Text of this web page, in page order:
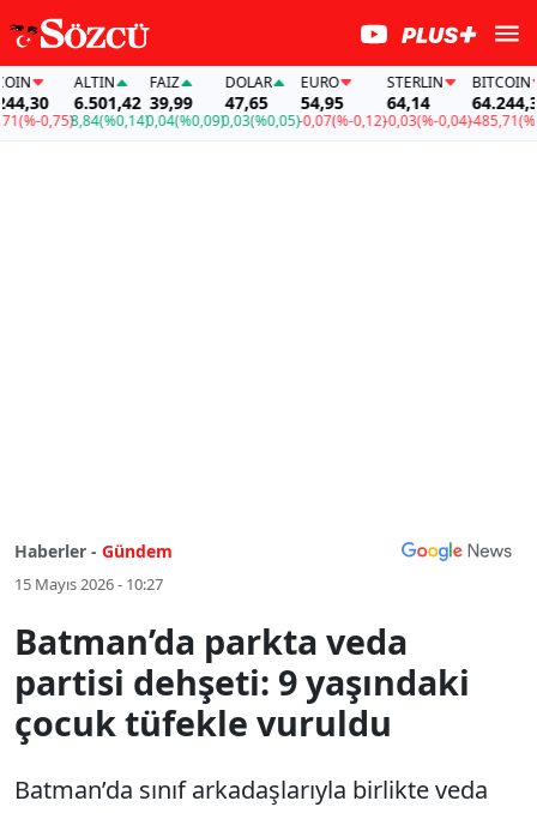
0,75)
ALTIN
6.501,42
8,84(%0,14)
FAİZ
39,99
0,04(%0,09)
DOLAR
47,65
0,03(%0,05)
EURO
54,95
-0,07(%-0,12)
STERLIN
64,14
-0,03(%-0,04)
BITCOIN
64.244,30
-485,71(%-
Haberler - Gündem
15 Mayıs 2026 - 10:27
Batman’da parkta veda
partisi dehşeti: 9 yaşındaki
çocuk tüfekle vuruldu
Batman’da sınıf arkadaşlarıyla birlikte veda